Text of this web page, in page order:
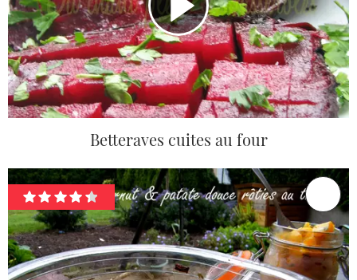
Betteraves cuites au four